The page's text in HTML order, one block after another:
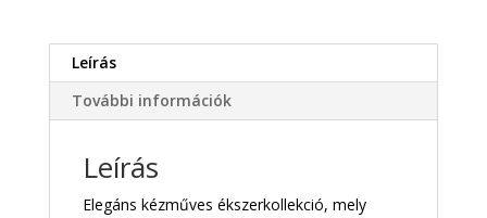
Leírás
További információk
Leírás
Elegáns kézműves ékszerkollekció, mely